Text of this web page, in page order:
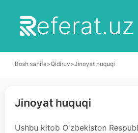
eferat.uz
Bosh sahifa>Qidiruv>Jinoyat huquqi
Jinoyat huquqi
Ushbu kitob O'zbekiston